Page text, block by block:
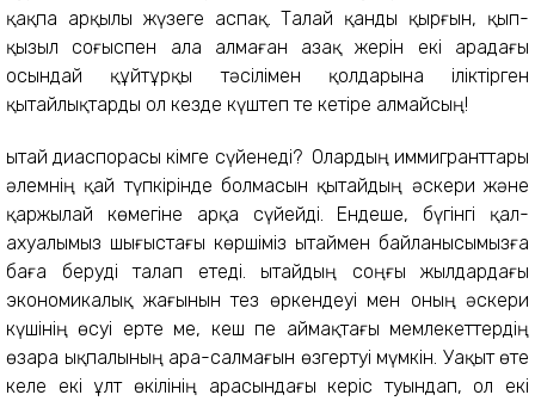
қақпа арқылы жүзеге аспақ. Талай қанды қырғын, қып-
қызыл соғыспен ала алмаған Қазақ жерін екі арадағы
осындай құйтұрқы тәсілімен қолдарына іліктірген
қытайлықтарды ол кезде күштеп те кетіре алмайсың!
Қытай диаспорасы кімге сүйенеді? Олардың иммигранттары
әлемнің қай түпкірінде болмасын қытайдың әскери және
қаржылай көмегіне арқа сүйейді. Ендеше, бүгінгі қал-
ахуалымыз шығыстағы көршіміз Қытаймен байланысымызға
баға беруді талап етеді. Қытайдың соңғы жылдардағы
экономикалық жағынын тез өркендеуі мен оның әскери
күшінің өсуі ерте ме, кеш пе аймақтағы мемлекеттердің
өзара ықпалының ара-салмағын өзгертуі мүмкін. Уақыт өте
келе екі ұлт өкілінің арасындағы керіс туындап, ол екі